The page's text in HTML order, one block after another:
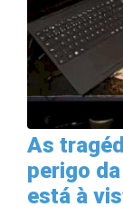
As
perigo
está à